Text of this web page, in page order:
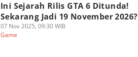
Ini Sejarah Rilis GTA 6 Ditunda!
Sekarang Jadi 19 November 2026?
07 Nov 2025, 09:30 WIB
Game